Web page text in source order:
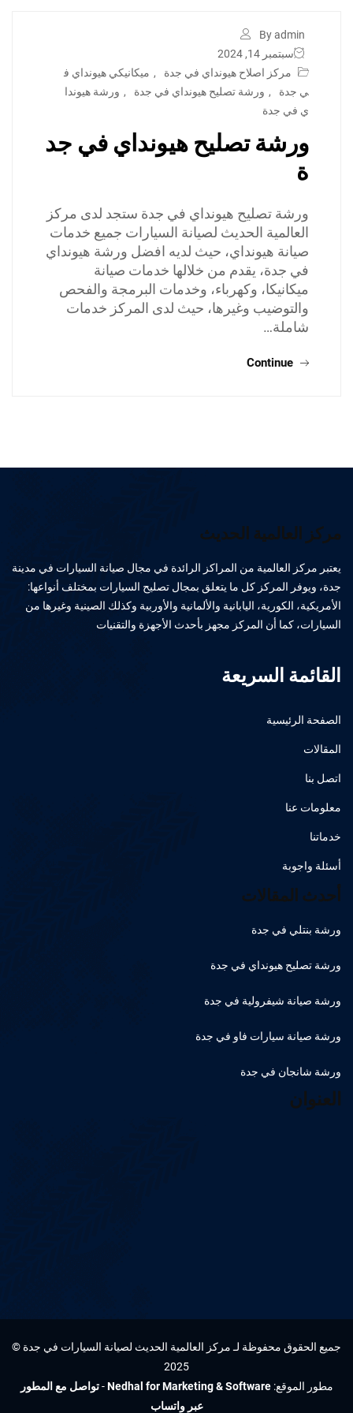
By admin
سبتمبر 14, 2024
مركز اصلاح هيونداي في جدة
, ميكانيكي هيونداي ف
ي جدة
, ورشة تصليح هيونداي في جدة , ورشة هيوندا
ي في جدة
ورشة تصليح هيونداي في جد
ة
ورشة تصليح هيونداي في جدة ستجد لدى مركز
العالمية الحديث لصيانة السيارات جميع خدمات
صيانة هيونداي، حيث لديه افضل ورشة هيونداي
في جدة، يقدم من خلالها خدمات صيانة
ميكانيكا، وكهرباء، وخدمات البرمجة والفحص
والتوضيب وغيرها، حيث لدى المركز خدمات
شاملة…
Continue
مركز العالمية الحديث
يعتبر مركز العالمية من المراكز الرائدة في مجال صيانة السيارات في مدينة
جدة، ويوفر المركز كل ما يتعلق بمجال تصليح السيارات بمختلف أنواعها:
الأمريكية، الكورية، اليابانية والألمانية والأوربية وكذلك الصينية وغيرها من
السيارات، كما أن المركز مجهز بأحدث الأجهزة والتقنيات
القائمة السريعة
الصفحة الرئيسية
المقالات
اتصل بنا
معلومات عنا
خدماتنا
أسئلة واجوبة
أحدث المقالات
ورشة بنتلي في جدة
ورشة تصليح هيونداي في جدة
ورشة صيانة شيفرولية في جدة
ورشة صيانة سيارات فاو في جدة
ورشة شانجان في جدة
العنوان
جميع الحقوق محفوظة لـ مركز العالمية الحديث لصيانة السيارات في جدة ©
2025
مطور الموقع:Nedhal for Marketing & Software
-تواصل مع المطور
عبر واتساب